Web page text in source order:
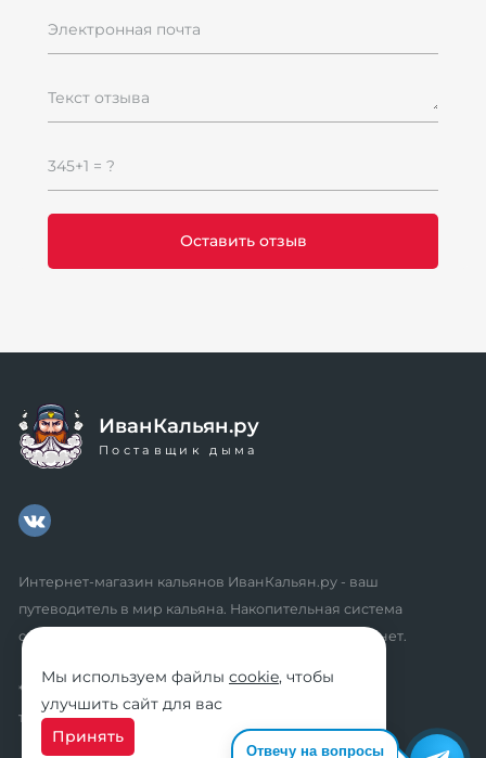
Мы используем файлы cookie, чтобы
улучшить сайт для вас
Принять
Электронная почта
Текст отзыва
345+1 = ?
ИванКальян.ру
Поставщик дыма
Интернет-магазин кальянов ИванКальян.ру - ваш
путеводитель в мир кальяна. Накопительная система
скидок, промокоды, акции. Удобный личный кабинет.
* мы не осуществляем дистанционную продажу
табачной продукции розничным клиентам
Отвечу на вопросы